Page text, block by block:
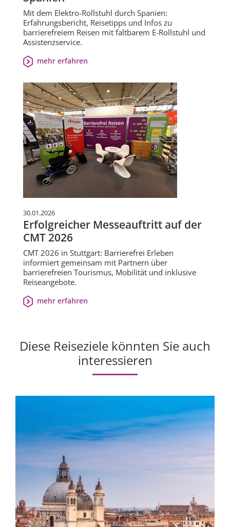
Mit dem Elektro-Rollstuhl durch Spanien:
Erfahrungsbericht, Reisetipps und Infos zu
barrierefreiem Reisen mit faltbarem E-Rollstuhl und
Assistenzservice.
mehr erfahren
30.01.2026
Erfolgreicher Messeauftritt auf der
CMT 2026
CMT 2026 in Stuttgart: Barrierefrei Erleben
informiert gemeinsam mit Partnern über
barrierefreien Tourismus, Mobilität und inklusive
Reiseangebote.
mehr erfahren
Diese Reiseziele könnten Sie auch
interessieren